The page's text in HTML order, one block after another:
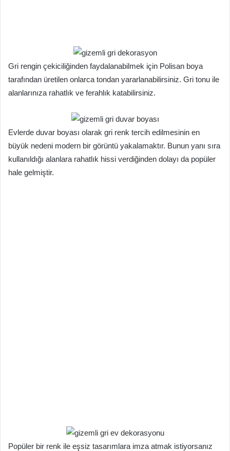
Gri rengin çekiciliğinden faydalanabilmek için Polisan boya
tarafından üretilen onlarca tondan yararlanabilirsiniz. Gri tonu ile
alanlarınıza rahatlık ve ferahlık katabilirsiniz.
Evlerde duvar boyası olarak gri renk tercih edilmesinin en
büyük nedeni modern bir görüntü yakalamaktır. Bunun yanı sıra
kullanıldığı alanlara rahatlık hissi verdiğinden dolayı da popüler
hale gelmiştir.
Popüler bir renk ile eşsiz tasarımlara imza atmak istiyorsanız